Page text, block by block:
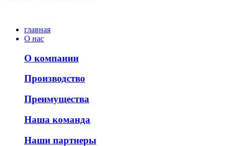
главная
О нас
О компании
Производство
Преимущества
Наша команда
Наши партнеры